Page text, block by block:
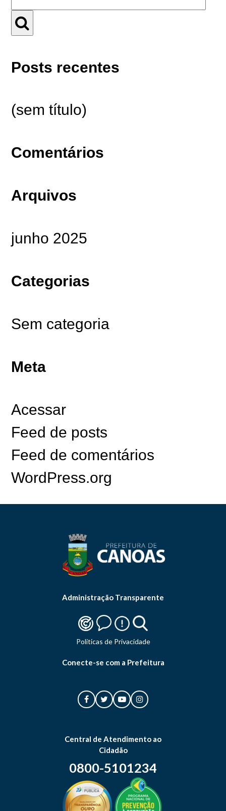
Posts recentes
(sem título)
Comentários
Arquivos
junho 2025
Categorias
Sem categoria
Meta
Acessar
Feed de posts
Feed de comentários
WordPress.org
Administração Transparente
Politicas de Privacidade
Conecte-se com a Prefeitura
Central de Atendimento ao
Cidadão
0800-5101234